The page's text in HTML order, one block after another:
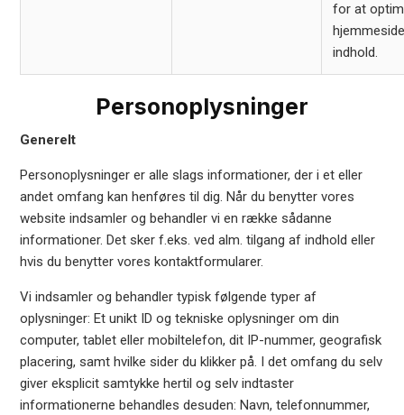
for at
indhold.
Personoplysninger
Generelt
Personoplysninger er alle slags informationer, der i et eller
andet omfang kan henføres til dig. Når du benytter vores
website indsamler og behandler vi en række sådanne
informationer. Det sker f.eks. ved alm. tilgang af indhold eller
hvis du benytter vores kontaktformularer.
Vi indsamler og behandler typisk følgende typer af
oplysninger: Et unikt ID og tekniske oplysninger om din
computer, tablet eller mobiltelefon, dit IP-nummer, geografisk
placering, samt hvilke sider du klikker på. I det omfang du selv
giver eksplicit samtykke hertil og selv indtaster
informationerne behandles desuden: Navn, telefonnummer,